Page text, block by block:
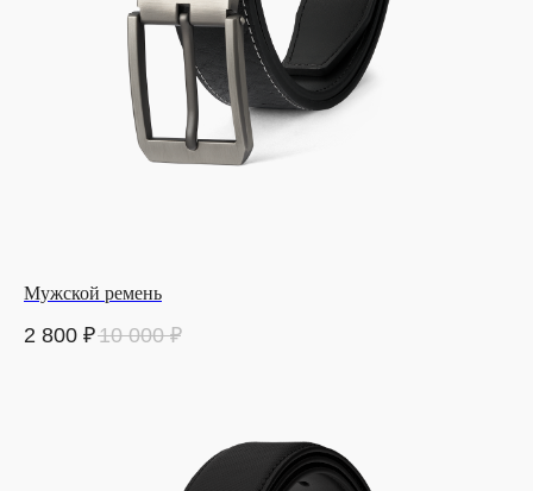
Мужской ремень
2 800 ₽10 000 ₽